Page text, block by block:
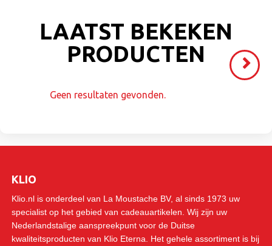
LAATST BEKEKEN
PRODUCTEN
Geen resultaten gevonden.
Volgende
KLIO
Klio.nl is onderdeel van La Moustache BV, al sinds 1973 uw
specialist op het gebied van cadeauartikelen. Wij zijn uw
Nederlandstalige aanspreekpunt voor de Duitse
kwaliteitsproducten van Klio Eterna. Het gehele assortiment is bij